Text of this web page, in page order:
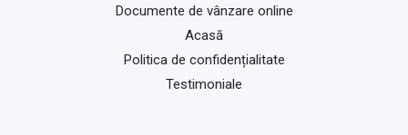
Documente de vânzare online
Acasă
Politica de confidențialitate
Testimoniale